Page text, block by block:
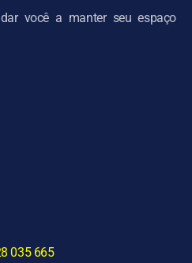
você a manter seu espaço
035 665